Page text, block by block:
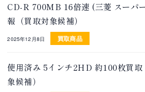
CD-R 700MB 16倍速 (三菱 スーパ
報（買取対象候補）
2025年12月8日 買取商品
使用済み 5インチ2HD 約100枚買取
象候補）